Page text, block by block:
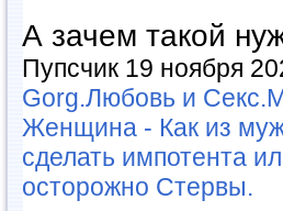
А зачем такой
Пупсчик 19 ноября
Gorg.Любовь и
Женщина - Как из
сделать импотента
осторожно Стервы.